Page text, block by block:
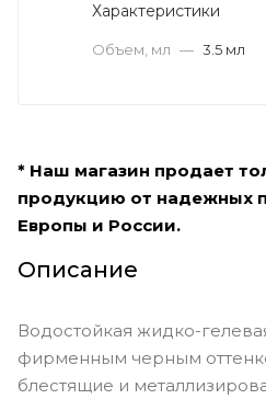
Характеристики
Объем, мл — 3.5 мл
* Наш магазин продает
продукцию от надежных
Европы и России.
Описание
Водостойкая жидко-
фирменным черным
блестящие и